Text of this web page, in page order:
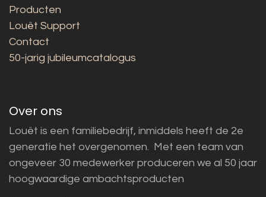
Producten
Louët Support
Contact
50-jarig jubileumcatalogus
Over ons
Louët is een familiebedrijf, inmiddels heeft de 2e
generatie het overgenomen. Met een team van
ongeveer 30 medewerker produceren we al 50 jaar
hoogwaardige ambachtsproducten